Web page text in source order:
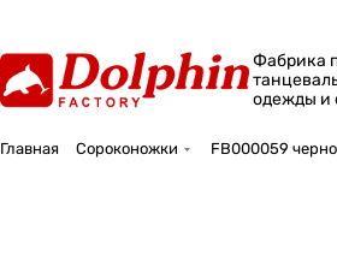
Фабрика
одежды и
Главная Сороконожки FB000059